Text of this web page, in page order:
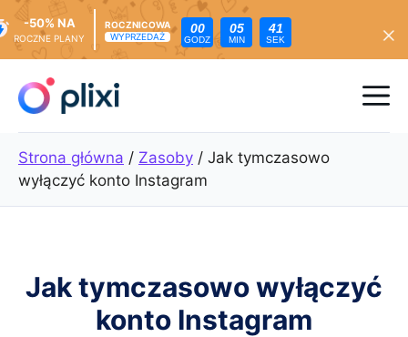
treści
-50% NA
ROCZNE PLANY
ROCZNICOWA
WYPRZEDAŻ
00
GODZ
05
MIN
39
SEK
Strona główna / Zasoby / Jak tymczasowo
wyłączyć konto Instagram
Jak tymczasowo wyłączyć
konto Instagram